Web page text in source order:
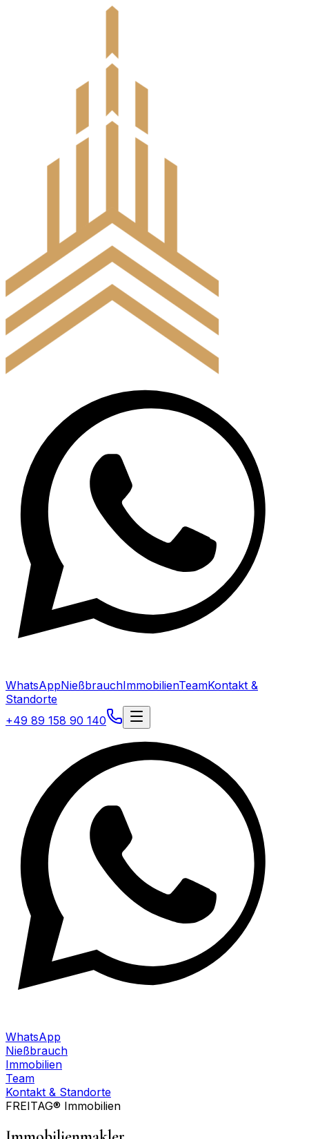
WhatsAppNießbrauchImmobilienTeamKontakt &
Standorte
+49 89 158 90 140
WhatsApp
Nießbrauch
Immobilien
Team
Kontakt & Standorte
FREITAG® Immobilien